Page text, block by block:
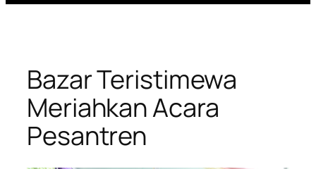
Bazar Teristimewa
Meriahkan Acara
Pesantren